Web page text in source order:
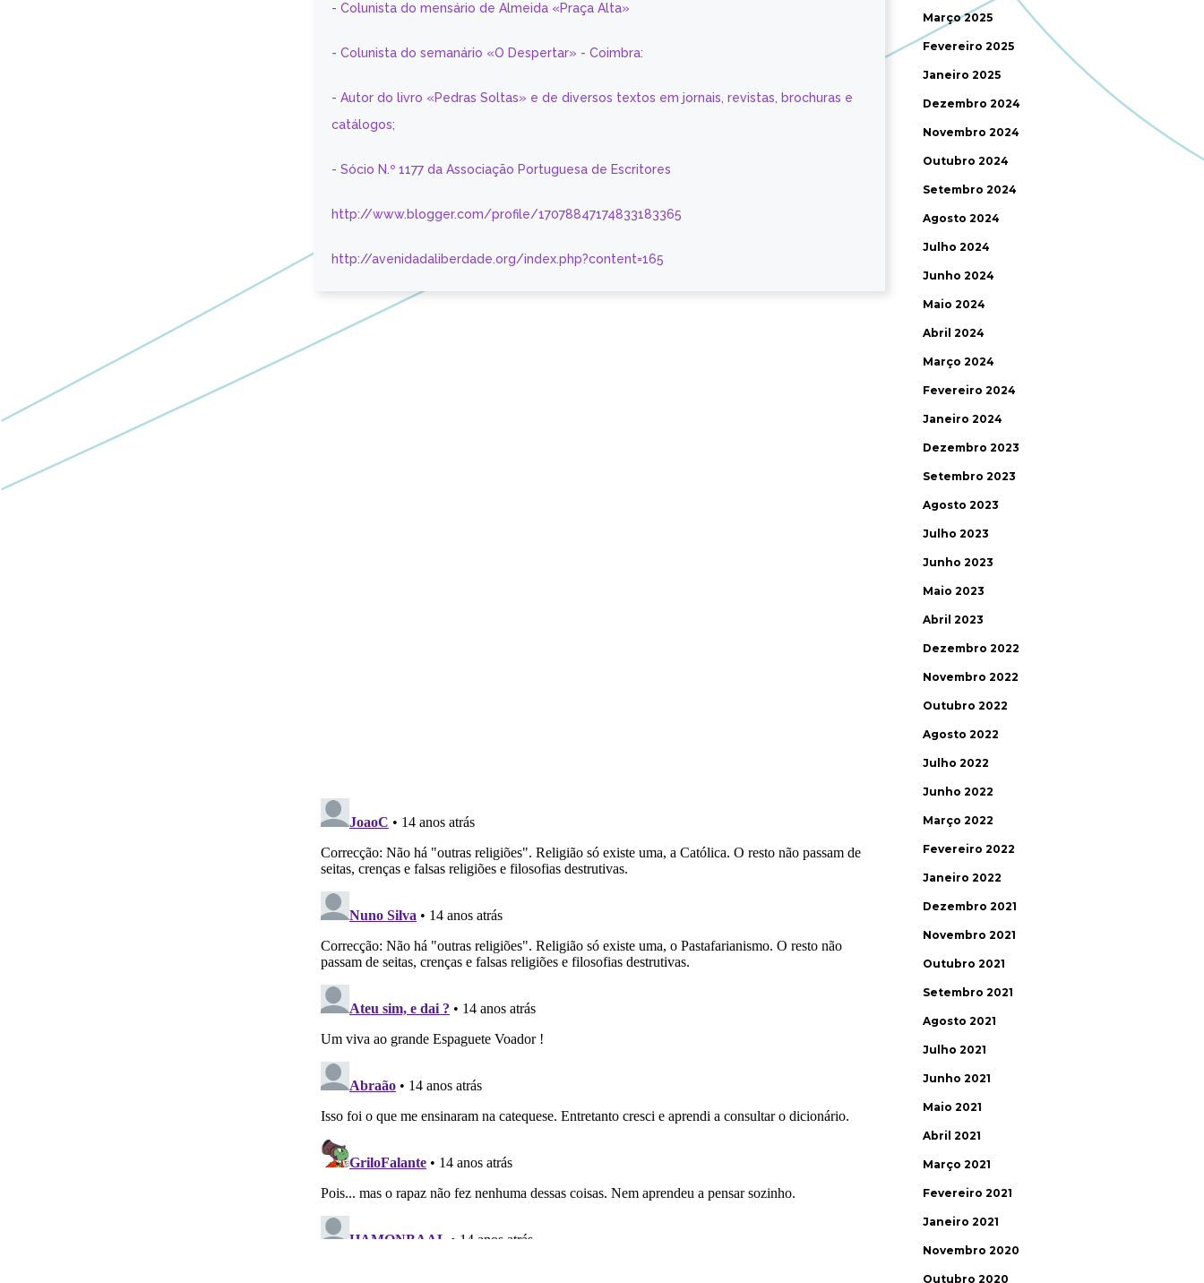
- Colunista do mensário de Almeida «Praça Alta»
- Colunista do semanário «O Despertar» - Coimbra:
- Autor do livro «Pedras Soltas» e de diversos textos em jornais, revistas, brochuras e
catálogos;
- Sócio N.º 1177 da Associação Portuguesa de Escritores
http://www.blogger.com/profile/17078847174833183365
http://avenidadaliberdade.org/index.php?content=165
Março 2025
Fevereiro 2025
Janeiro 2025
Dezembro 2024
Novembro 2024
Outubro 2024
Setembro 2024
Agosto 2024
Julho 2024
Junho 2024
Maio 2024
Abril 2024
Março 2024
Fevereiro 2024
Janeiro 2024
Dezembro 2023
Setembro 2023
Agosto 2023
Julho 2023
Junho 2023
Maio 2023
Abril 2023
Dezembro 2022
Novembro 2022
Outubro 2022
Agosto 2022
Julho 2022
Junho 2022
Março 2022
Fevereiro 2022
Janeiro 2022
Dezembro 2021
Novembro 2021
Outubro 2021
Setembro 2021
Agosto 2021
Julho 2021
Junho 2021
Maio 2021
Abril 2021
Março 2021
Fevereiro 2021
Janeiro 2021
Novembro 2020
Outubro 2020